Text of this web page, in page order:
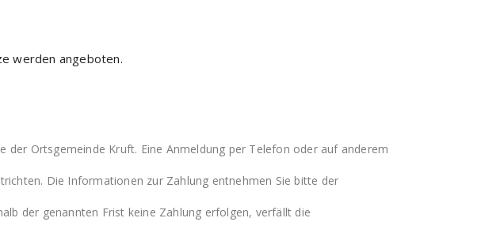
werden angeboten.
Ortsgemeinde Kruft. Eine Anmeldung per Telefon oder auf anderem
Die Informationen zur Zahlung entnehmen Sie bitte der
der genannten Frist keine Zahlung erfolgen, verfällt die